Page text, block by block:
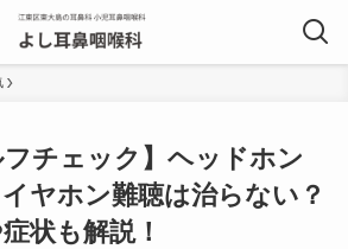
フチェック】ヘッドホン
ヤホン難聴は治らない？
状も解説！